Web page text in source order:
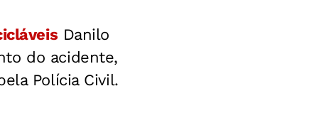
Danilo
do acidente,
Polícia Civil.